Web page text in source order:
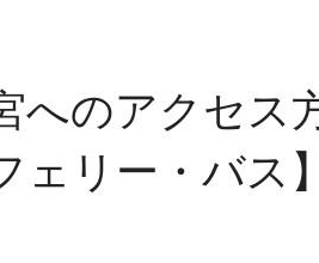
へのアクセス
ェリー・バス】